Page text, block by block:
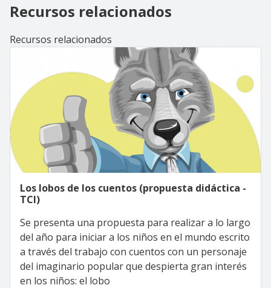
Recursos relacionados
Recursos relacionados
Los lobos de los cuentos (propuesta didáctica -
TCI)
Se presenta una propuesta para realizar a lo largo
del año para iniciar a los niños en el mundo escrito
a través del trabajo con cuentos con un personaje
del imaginario popular que despierta gran interés
en los niños: el lobo